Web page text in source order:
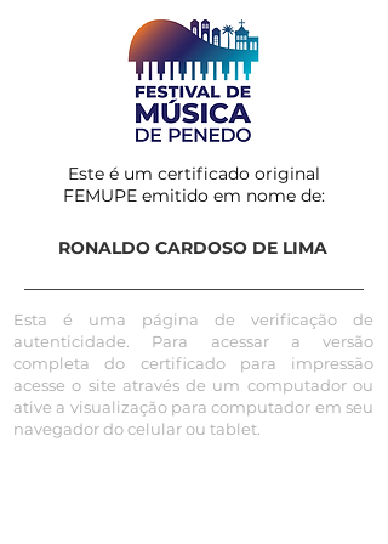
Este é um certificado original
FEMUPE emitido em nome de:
RONALDO CARDOSO DE LIMA
Esta é uma página de verificação de
autenticidade. Para acessar a versão
completa do certificado para impressão
acesse o site através de um computador ou
ative a visualização para computador em seu
navegador do celular ou tablet.